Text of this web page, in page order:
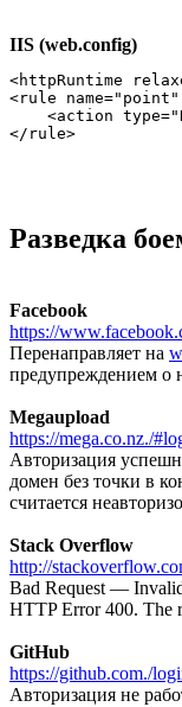
IIS (web.config)
<httpRuntime
<rule
<action
Разведка
Facebook
https://
Перенаправляет на
предупреждением о
Megaupload
https://mega.co.nz./
Авторизация
домен без точки в
считается
Stack Overflow
http://
Bad Request —
HTTP Error 400. The
GitHub
https://github.com./
Авторизация не